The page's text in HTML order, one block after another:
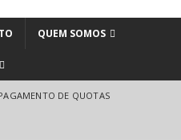
QUEM SOMOS
DE QUOTAS